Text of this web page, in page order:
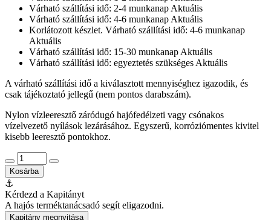
Várható szállítási idő: 2-4 munkanap Aktuális
Várható szállítási idő: 4-6 munkanap Aktuális
Korlátozott készlet. Várható szállítási idő: 4-6 munkanap
Aktuális
Várható szállítási idő: 15-30 munkanap Aktuális
Várható szállítási idő: egyeztetés szükséges Aktuális
A várható szállítási idő a kiválasztott mennyiséghez igazodik, és
csak tájékoztató jellegű (nem pontos darabszám).
Nylon vízleeresztő záródugó hajófedélzeti vagy csónakos
vízelvezető nyílások lezárásához. Egyszerű, korróziómentes kivitel
kisebb leeresztő pontokhoz.
Kosárba
⚓
Kérdezd a Kapitányt
A hajós terméktanácsadó segít eligazodni.
Kapitány megnyitása